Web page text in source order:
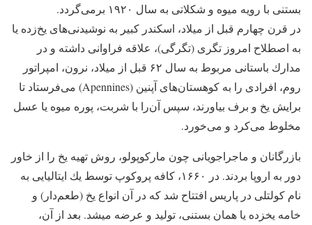
بستنی با رویه میوه و شكلاتی به سال ۱۹۲۰ برمی‌گردد.
در قرن چهارم قبل از میلاد، اسكندر كبیر به نوشیدنی‌های یخ‌زده یا
به اصطلاح امروز تگری (تگرگی)، علاقه فراوانی داشته و در
مدارك باستانی مربوط به سال ۶۲ قبل از میلاد، نرون، امپراتور
روم، افرادی را به كوهستان‎‌های آپنین (Apennines) می‌‎فرستاد تا
برایش یخ و برف بیاورند، سپس آن‌‎را با شربت، پوره میوه یا عسل
مخلوط می‎‌كرد و می‌‎خورد.
بازرگانان و ماجراجویانی چون ماركوپولو، روش تهیه یخ را از خاور
دور به اروپا بردند. در ۱۶۶۰، كافه پروكوپ توسط یك ایتالیایی به
نام كولتلی در پاریس افتتاح شد كه در آن انواع یخ (طعم‌‎‌دار) و
خامه یخ‎زده یا همان بستنی، تولید و عرضه می‎شد. بعد از آن،